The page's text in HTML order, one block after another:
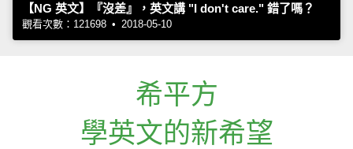
【NG 英文】『沒差』，英文講 "I don't care." 錯了嗎？
觀看次數：121698 • 2018-05-10
希平方
學英文的新希望